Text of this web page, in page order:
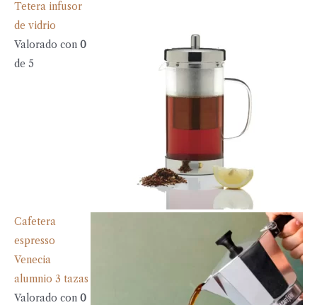
Tetera infusor
de vidrio
Valorado con 0
de 5
Cafetera
espresso
Venecia
alumnio 3 tazas
Valorado con 0